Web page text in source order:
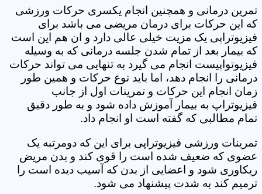
تمرین درمانی و همچنین انجام یکسری حرکات ورزشی
که این حرکات برای درمان مریضی می باشد برای
فیزیوتراپی یک مزیت خیلی عالی دارد و ان هم این است
که بیمار بعد از تمام شدن جلسه درمانی که به وسیله
فیزیوتواپیست انجام می گیرد به تنهایی می تواند حرکات
درمانی را انجام دهد، اما باید نوع حرکات و همین طور
زمان انجام این حرکات و تمرینات اول از جانب
فیزیوتراپ به بیمار آموزش داده شود و به طور دقیق
تمام مطالبی که گفته است او انجام داد.
تمرینات ورزشی فیزیوتراپی برای این که دومرتبه یک
عضوی که ضعیف شده است را قوی کند و بدن مریض
ریکاوری شود و اعضایی از بدن که آسیب دیده است را
ترمیم کند به شدت پیشنهاد می شود.